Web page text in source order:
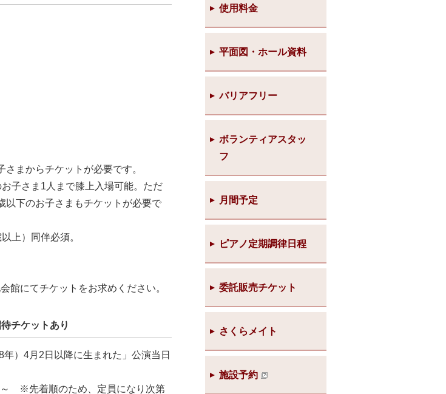
まからチケットが必要です。
子さま1人まで膝上入場可能。ただ
以下のお子さまもチケットが必要で
上）同伴必須。
館にてチケットをお求めください。
チケットあり
）4月2日以降に生まれた」公演当日
～ ※先着順のため、定員になり次第
使用料金
平面図・ホール資料
バリアフリー
ボランティアスタッ
フ
月間予定
ピアノ定期調律日程
委託販売チケット
さくらメイト
施設予約